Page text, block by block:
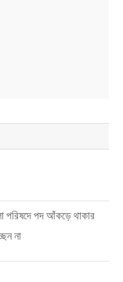
পরিষদে পদ আঁকড়ে থাকার
না